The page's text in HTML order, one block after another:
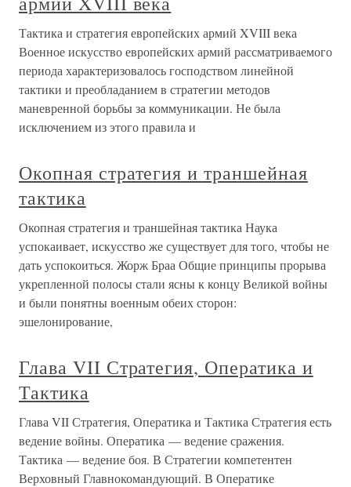
Тактика и стратегия европейских армий XVIII века
Военное искусство европейских армий рассматриваемого
периода характеризовалось господством линейной
тактики и преобладанием в стратегии методов
маневренной борьбы за коммуникации. Не была
исключением из этого правила и
Окопная стратегия и траншейная
тактика
Окопная стратегия и траншейная тактика Наука
успокаивает, искусство же существует для того, чтобы не
дать успокоиться. Жорж Браа Общие принципы прорыва
укрепленной полосы стали ясны к концу Великой войны
и были понятны военным обеих сторон:
эшелонирование,
Глава VII Стратегия, Оператика и
Тактика
Глава VII Стратегия, Оператика и Тактика Стратегия есть
ведение войны. Оператика — ведение сражения.
Тактика — ведение боя. В Стратегии компетентен
Верховный Главнокомандующий. В Оператике